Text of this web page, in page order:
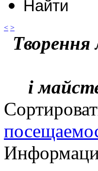
< >
Творення
і